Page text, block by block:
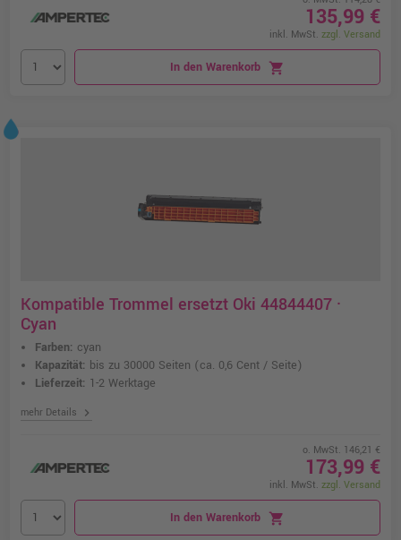
135,99 €
inkl. MwSt. zzgl. Versand
In den Warenkorb shopping_cart
Kompatible Trommel ersetzt Oki 44844407 ·
Cyan
Farben: cyan
Kapazität: bis zu 30000 Seiten (ca. 0,6 Cent / Seite)
Lieferzeit: 1-2 Werktage
mehr Details chevron_right
o. MwSt. 146,21 €
173,99 €
inkl. MwSt. zzgl. Versand
In den Warenkorb shopping_cart